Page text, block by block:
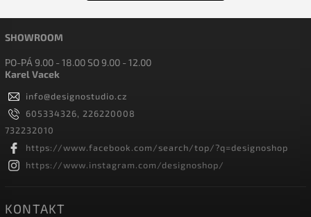
SHOWROOM
PO-PÁ 9.00 - 18.00 SO 9.00 - 12.00
Karel Vacek
info@designostudio.cz
605334326, 226220008
732232010
https://www.facebook.com/search/top/?q=designoshop
https://www.instagram.com/designoshop/
KONTAKT